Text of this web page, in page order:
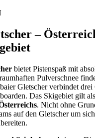
–
bietet Pistenspaß mit
Pulverschnee
Gletscher verbindet drei
Das Skigebiet gilt
. Nicht ohne
auf den Gletscher um